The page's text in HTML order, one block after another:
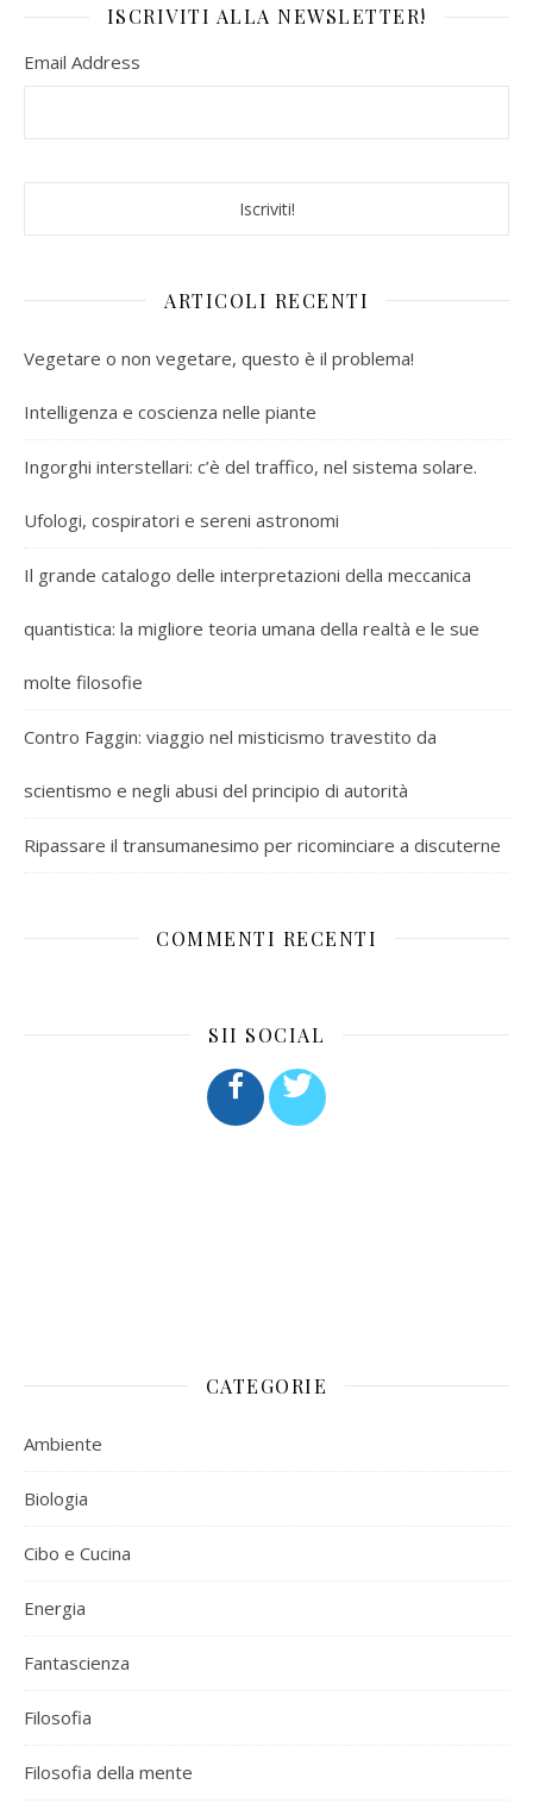
ISCRIVITI ALLA NEWSLETTER!
Email Address
ARTICOLI RECENTI
Vegetare o non vegetare, questo è il problema!
Intelligenza e coscienza nelle piante
Ingorghi interstellari: c’è del traffico, nel sistema solare.
Ufologi, cospiratori e sereni astronomi
Il grande catalogo delle interpretazioni della meccanica
quantistica: la migliore teoria umana della realtà e le sue
molte filosofie
Contro Faggin: viaggio nel misticismo travestito da
scientismo e negli abusi del principio di autorità
Ripassare il transumanesimo per ricominciare a discuterne
COMMENTI RECENTI
SII SOCIAL
CATEGORIE
Ambiente
Biologia
Cibo e Cucina
Energia
Fantascienza
Filosofia
Filosofia della mente